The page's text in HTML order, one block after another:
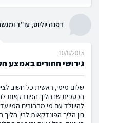
דפנה יוליוס, עו"ד
גירושי ההורים באמצע
10/8/2015
שלום מימי, ראשית כל חשוב
הכספית שבהליך הפונדקאות
להיוולד עם מי מההורים
בין הליך הפונדקאות לבין הליך